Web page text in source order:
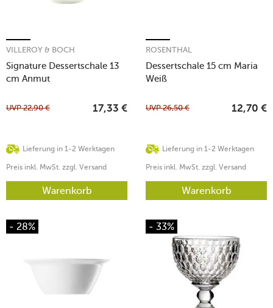
Signature Dessertschale 13
cm Anmut
VILLEROY & BOCH
Lieferung in 1-2 Werktagen
UVP22,90 € 17,33 €
Preis inkl. MwSt. zzgl. Versand
Warenkorb
Dessertschale 15 cm Maria
Weiß
ROSENTHAL
Lieferung in 1-2 Werktagen
UVP26,50 € 12,70 €
Preis inkl. MwSt. zzgl. Versand
Warenkorb
- 28% - 33%